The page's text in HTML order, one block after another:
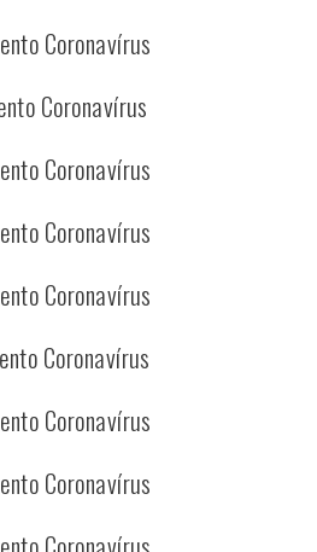
Coronavírus
Coronavírus
Coronavírus
Coronavírus
Coronavírus
Coronavírus
Coronavírus
Coronavírus